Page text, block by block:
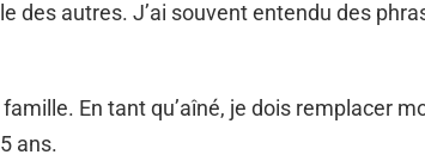
des autres. J’ai souvent entendu des
En tant qu’aîné, je dois remplacer
ans.